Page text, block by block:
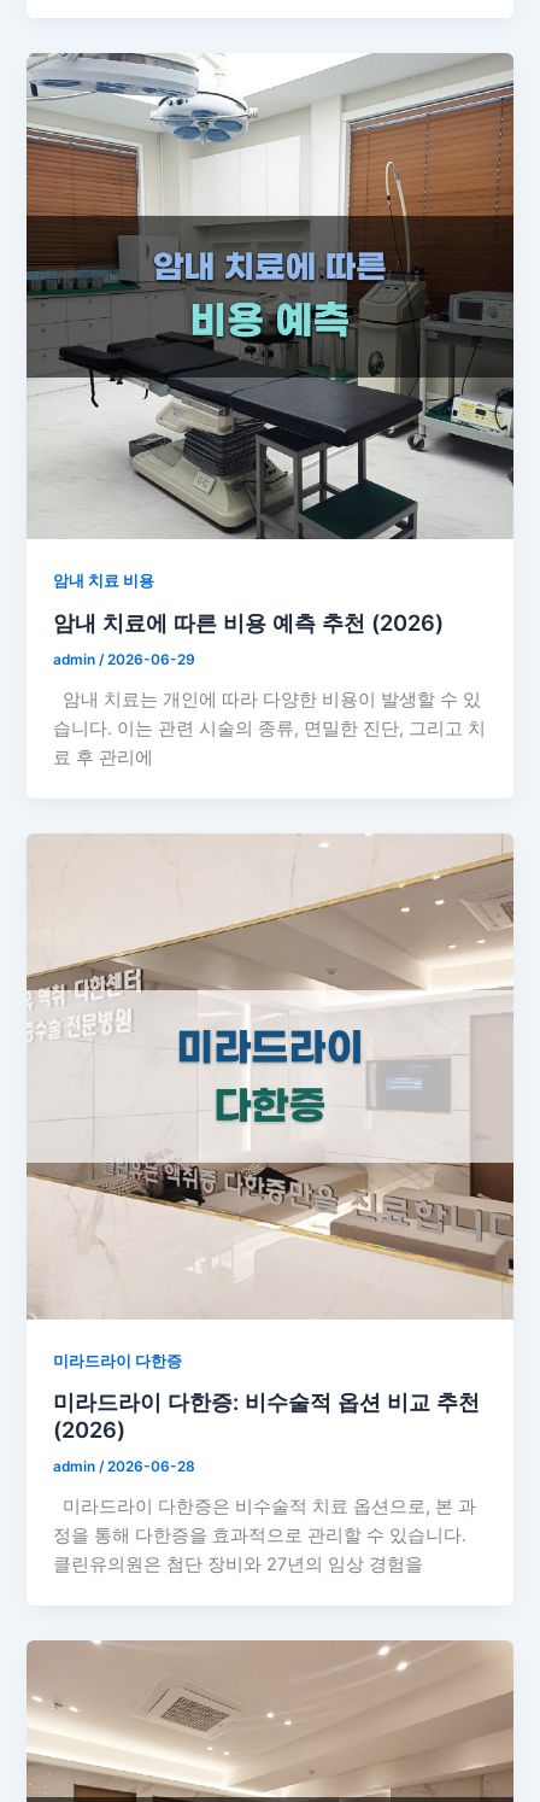
암내 치료 비용
암내 치료에 따른 비용 예측 추천 (2026)
admin/2026-06-29
암내 치료는 개인에 따라 다양한 비용이 발생할 수 있
습니다. 이는 관련 시술의 종류, 면밀한 진단, 그리고 치
료 후 관리에
미라드라이 다한증
미라드라이 다한증: 비수술적 옵션 비교 추천
(2026)
admin/2026-06-28
미라드라이 다한증은 비수술적 치료 옵션으로, 본 과
정을 통해 다한증을 효과적으로 관리할 수 있습니다.
클린유의원은 첨단 장비와 27년의 임상 경험을